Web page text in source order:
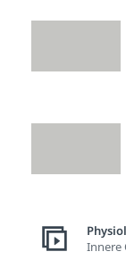
Innere